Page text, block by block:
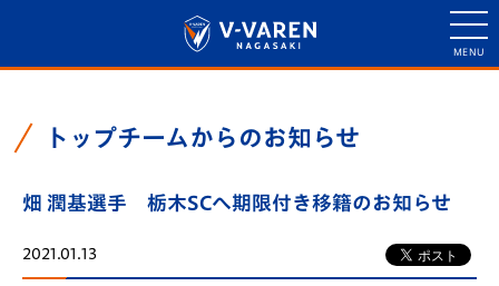
トップチームからのお知らせ
畑 潤基選手 栃木SCへ期限付き移籍のお知らせ
2021.01.13